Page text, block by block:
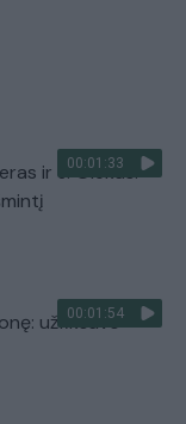
00:01:33
​ir J. Olekas:
00:01:54
užfiksavo